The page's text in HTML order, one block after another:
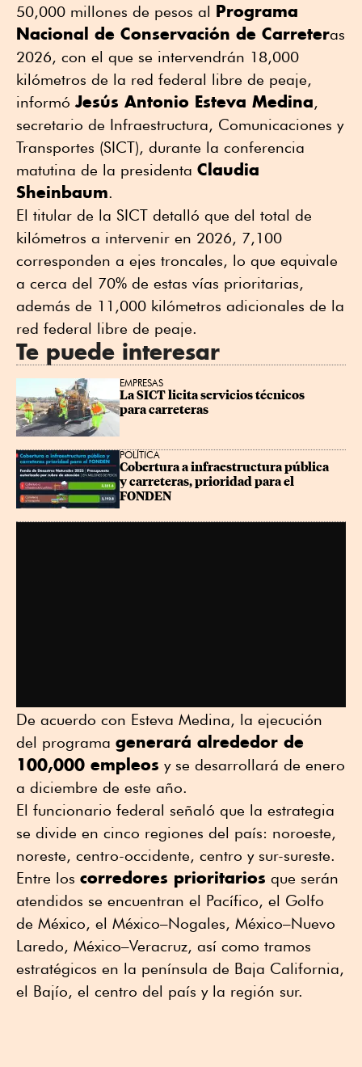
50,000 millones de pesos al Programa
Nacional de Conservación de Carreteras
2026, con el que se intervendrán 18,000
kilómetros de la red federal libre de peaje,
informó Jesús Antonio Esteva Medina,
secretario de Infraestructura, Comunicaciones y
Transportes (SICT), durante la conferencia
matutina de la presidenta Claudia
Sheinbaum.
El titular de la SICT detalló que del total de
kilómetros a intervenir en 2026, 7,100
corresponden a ejes troncales, lo que equivale
a cerca del 70% de estas vías prioritarias,
además de 11,000 kilómetros adicionales de la
red federal libre de peaje.
Te puede interesar
EMPRESAS
La SICT licita servicios técnicos
para carreteras
POLÍTICA
Cobertura a infraestructura pública
y carreteras, prioridad para el
FONDEN
De acuerdo con Esteva Medina, la ejecución
del programa generará alrededor de
100,000 empleos y se desarrollará de enero
a diciembre de este año.
El funcionario federal señaló que la estrategia
se divide en cinco regiones del país: noroeste,
noreste, centro-occidente, centro y sur-sureste.
Entre los corredores prioritarios que serán
atendidos se encuentran el Pacífico, el Golfo
de México, el México–Nogales, México–Nuevo
Laredo, México–Veracruz, así como tramos
estratégicos en la península de Baja California,
el Bajío, el centro del país y la región sur.